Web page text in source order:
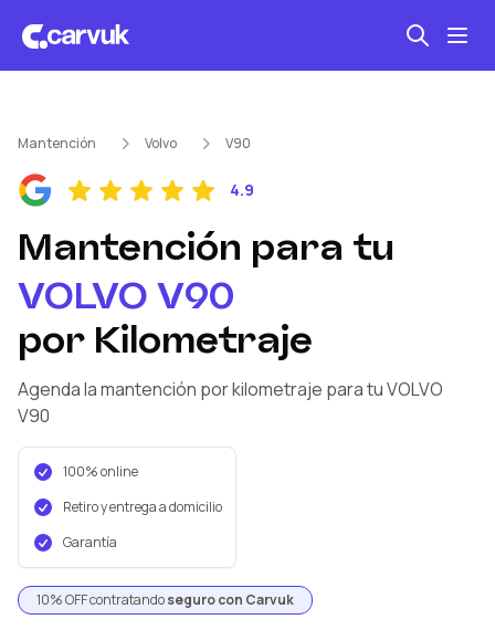
Mantención kilometraje
Revisión técnica
Mantención Volvo V90
4.9
Mantención para tu
VOLVO V90
por Kilometraje
Agenda la mantención por kilometraje para tu VOLVO
V90
100% online
Retiro y entrega a domicilio
Garantía
10% OFF contratandoseguro con Carvuk